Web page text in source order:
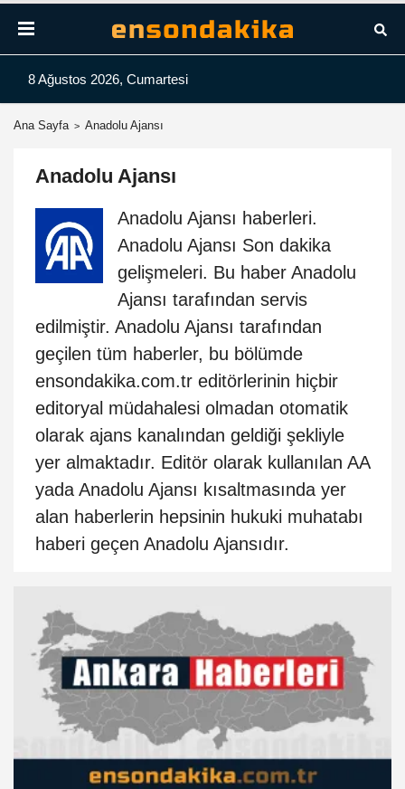
8 Ağustos 2026, Cumartesi
Ana Sayfa Anadolu Ajansı
Anadolu Ajansı
Anadolu Ajansı haberleri.
Anadolu Ajansı Son dakika
gelişmeleri. Bu haber Anadolu
Ajansı tarafından servis
edilmiştir. Anadolu Ajansı tarafından
geçilen tüm haberler, bu bölümde
ensondakika.com.tr editörlerinin hiçbir
editoryal müdahalesi olmadan otomatik
olarak ajans kanalından geldiği şekliyle
yer almaktadır. Editör olarak kullanılan AA
yada Anadolu Ajansı kısaltmasında yer
alan haberlerin hepsinin hukuki muhatabı
haberi geçen Anadolu Ajansıdır.